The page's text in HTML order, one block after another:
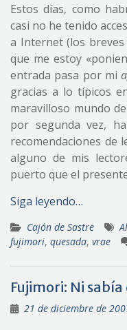
Estos días, como
casi no he tenido
a Internet (los breves
que me estoy
entrada pasa por mi
gracias a lo típicos
maravilloso mundo
por segunda vez,
recomendaciones de
alguno de mis
puerto que el
Siga leyendo…
Cajón de Sastre
fujimori, quesada, vrae
Fujimori: Ni
21 de diciembre de